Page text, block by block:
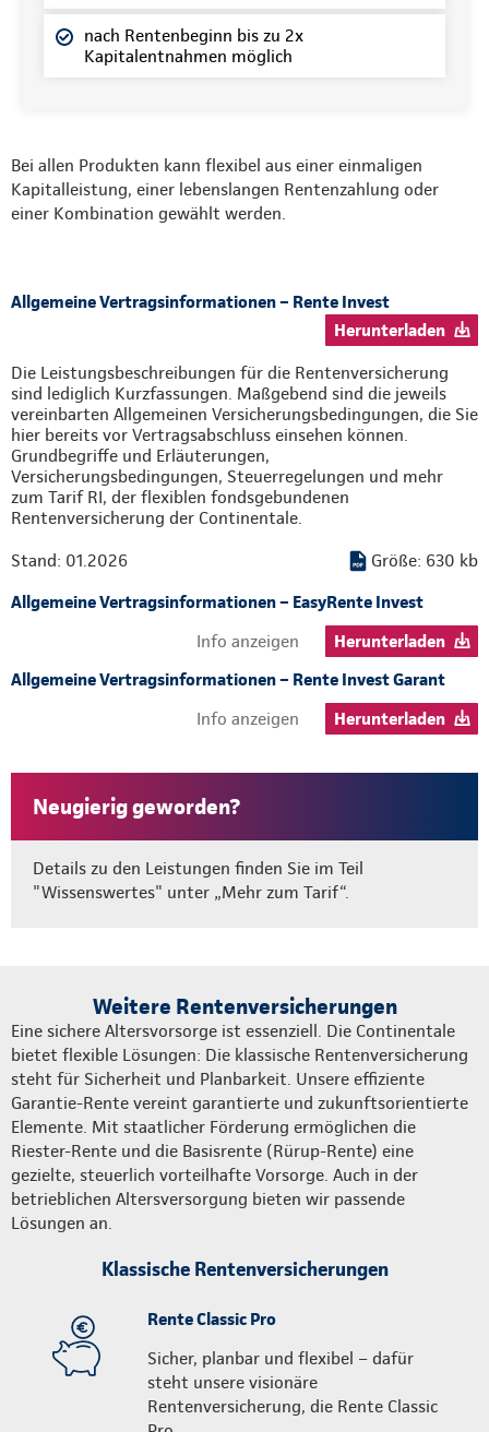
nach Rentenbeginn bis zu 2x
Kapitalentnahmen möglich
Bei allen Produkten kann flexibel aus einer einmaligen
Kapitalleistung, einer lebenslangen Rentenzahlung oder
einer Kombination gewählt werden.
Allgemeine Vertragsinformationen – Rente Invest
Herunterladen
Die Leistungsbeschreibungen für die Rentenversicherung
sind lediglich Kurzfassungen. Maßgebend sind die jeweils
vereinbarten Allgemeinen Versicherungsbedingungen, die Sie
hier bereits vor Vertragsabschluss einsehen können.
Grundbegriffe und Erläuterungen,
Versicherungsbedingungen, Steuerregelungen und mehr
zum Tarif RI, der flexiblen fondsgebundenen
Rentenversicherung der Continentale.
Stand: 01.2026
Größe: 630 kb
Allgemeine Vertragsinformationen – EasyRente Invest
Info anzeigen
Herunterladen
Allgemeine Vertragsinformationen – Rente Invest Garant
Info anzeigen
Herunterladen
Neugierig geworden?
Details zu den Leistungen finden Sie im Teil
"Wissenswertes" unter „Mehr zum Tarif“.
Weitere Rentenversicherungen
Eine sichere Altersvorsorge ist essenziell. Die Continentale
bietet flexible Lösungen: Die klassische Rentenversicherung
steht für Sicherheit und Planbarkeit. Unsere effiziente
Garantie-Rente vereint garantierte und zukunftsorientierte
Elemente. Mit staatlicher Förderung ermöglichen die
Riester-Rente und die Basisrente (Rürup-Rente) eine
gezielte, steuerlich vorteilhafte Vorsorge. Auch in der
betrieblichen Altersversorgung bieten wir passende
Lösungen an.
Klassische Rentenversicherungen
Rente Classic Pro
Sicher, planbar und flexibel – dafür
steht unsere visionäre
Rentenversicherung, die Rente Classic